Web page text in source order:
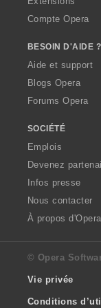
Compte Opera
BESOIN D'AIDE ?
Aide et support
Blogs Opera
Forums Opera
SOCIÉTÉ
Emplois
Devenez
Infos presse
Nous contacter
À propos d'Opera
© Opera
Vie privée
Conditions